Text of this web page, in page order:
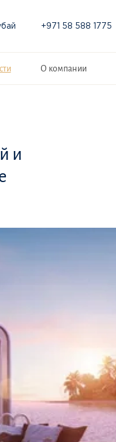
+971 58 588 1775
О компании
и